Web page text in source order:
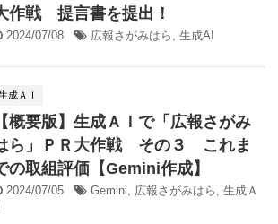
作戦 提言書を提出！
2024/07/08 広報さがみはら , 生成AI
成ＡＩ
【概要版】生成ＡＩで「広報さがみ
ら」ＰＲ大作戦 その３ これま
の取組評価【Gemini作成】
2024/07/05 Gemini, 広報さがみはら , 生成Ａ